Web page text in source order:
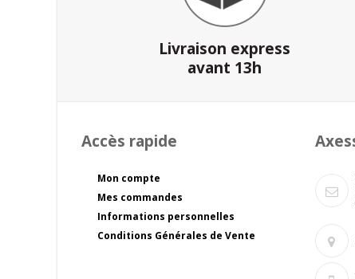
Livraison express
avant 13h
Accès rapide
Mon compte
Mes commandes
Informations personnelles
Conditions Générales de Vente